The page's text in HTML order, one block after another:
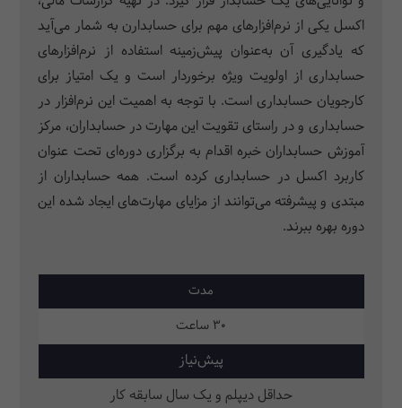
اکسل یکی از نرم‌افزارهای مهم برای حسابدارن به شمار می‌آید
که یادگیری آن به‌عنوان پیش‌زمینه استفاده از نرم‌افزارهای
حسابداری از اولویت ویژه برخوردار است و یک امتیاز برای
کارجویان حسابداری است. با توجه به اهمیت این نرم‌افزار در
حسابداری و در راستای تقویت این مهارت در حسابداران، مرکز
آموزش حسابداران خبره اقدام به برگزاری دوره‌ای تحت عنوان
کاربرد اکسل در حسابداری کرده است. همه حسابداران از
مبتدی و پیشرفته می­‌توانند از مزایای مهارت‌های ایجاد شده این
دوره بهره ببرند.
مدت
30 ساعت
پیش‌نیاز
حداقل دیپلم و یک سال سابقه کار